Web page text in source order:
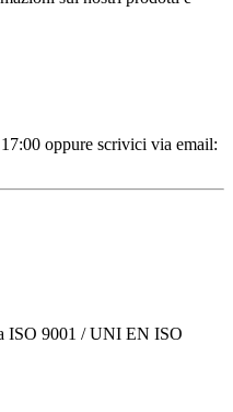
oppure scrivici via email:
ISO 9001 / UNI EN ISO